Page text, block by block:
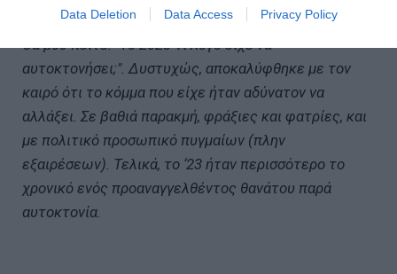
Data Deletion Data Access Privacy Policy
Θα μου πείτε: "Το 2023 τι λόγο είχε να
αυτοκτονήσει;". Δυστυχώς, αποκαλύφθηκε με τον
καιρό ότι το κόμμα που είχε ήταν αδύνατον να
αλλάξει. Σε βαθιά παρακμή, φράξιες και φατρίες, και
με πολιτικό προσωπικό πυγμαίων (πλην
εξαιρέσεων). Τελικά, το ‘23 ήταν περισσότερο το
χρονικό ενός προαναγγελθέντος θανάτου παρά
αυτοκτονία.